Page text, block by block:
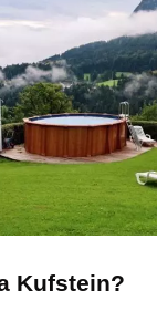
Kufstein?